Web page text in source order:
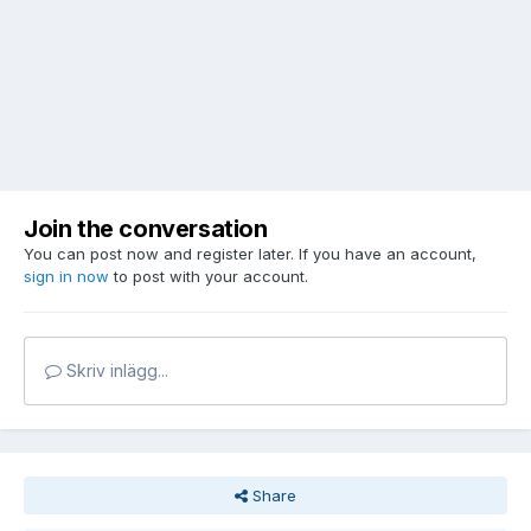
Join the conversation
You can post now and register later. If you have an account,
sign in now to post with your account.
Skriv inlägg...
Share